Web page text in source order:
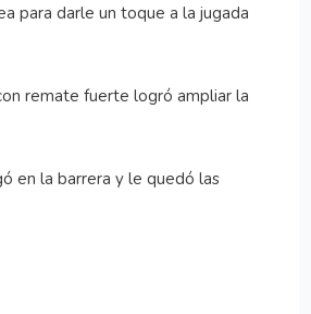
para darle un toque a la jugada
remate fuerte logró ampliar la
en la barrera y le quedó las